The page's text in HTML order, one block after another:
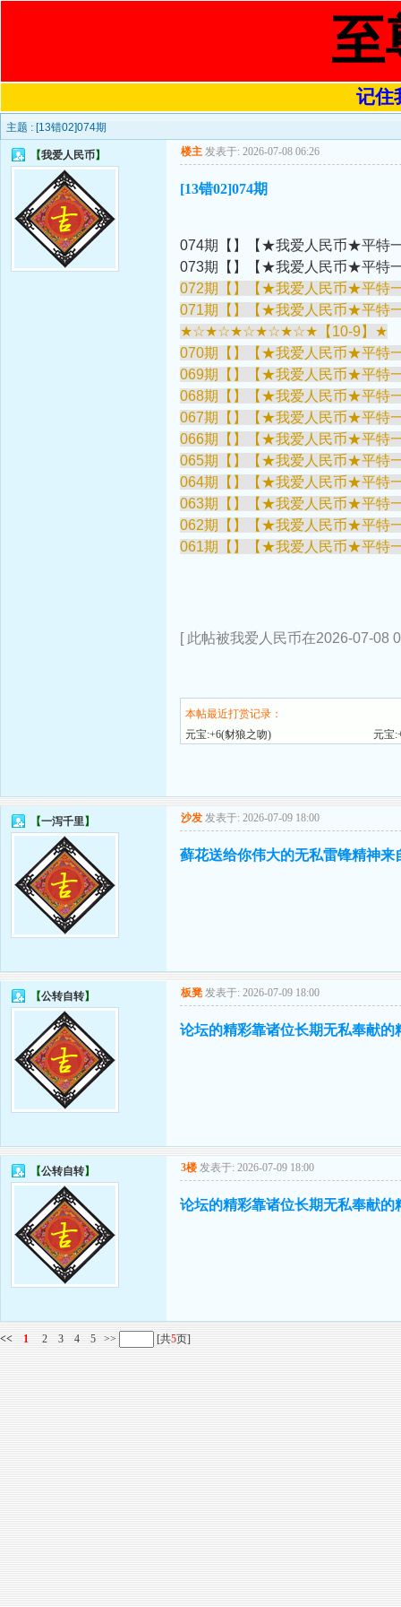
至
记住
主题 : [13错02]074期
【我爱人民币】 楼主 发表于: 2026-07-08 06:26
[13错02]074期
074期【】【★我爱人民币★平特
073期【】【★我爱人民币★平特
072期【】【★我爱人民币★平特
071期【】【★我爱人民币★平特
★☆★☆★☆★☆★☆★【10-9】★
070期【】【★我爱人民币★平特
069期【】【★我爱人民币★平特
068期【】【★我爱人民币★平特
067期【】【★我爱人民币★平特
066期【】【★我爱人民币★平特
065期【】【★我爱人民币★平特
064期【】【★我爱人民币★平特
063期【】【★我爱人民币★平特
062期【】【★我爱人民币★平特
061期【】【★我爱人民币★平特
[ 此帖被我爱人民币在2026-07-08
本帖最近打赏记录：
元宝:+6(豺狼之吻)
元宝
【一泻千里】 沙发 发表于: 2026-07-09 18:00
藓花送给你伟大的无私雷锋精神
【公转自转】 板凳 发表于: 2026-07-09 18:00
论坛的精彩靠诸位长期无私奉献
【公转自转】 3楼 发表于: 2026-07-09 18:00
论坛的精彩靠诸位长期无私奉献
<< 1 2 3 4 5 >> [共5页]